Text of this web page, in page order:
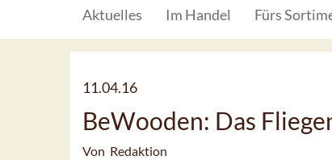
Aktuelles Im Handel Fürs
11.04.16
BeWooden: Das
Von Redaktion